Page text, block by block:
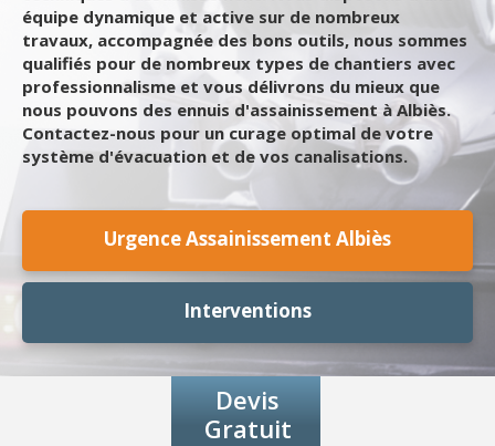
équipe dynamique et active sur de nombreux
travaux, accompagnée des bons outils, nous sommes
qualifiés pour de nombreux types de chantiers avec
professionnalisme et vous délivrons du mieux que
nous pouvons des ennuis d'assainissement à Albiès.
Contactez-nous pour un curage optimal de votre
système d'évacuation et de vos canalisations.
Urgence Assainissement Albiès
Interventions
Devis
Gratuit